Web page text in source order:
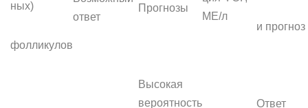
ных)
фолликулов
ответ
Прогнозы
МЕ/л
и прогноз
Высокая
вероятность
Ответ